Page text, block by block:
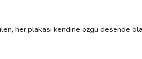
her plakası kendine özgü desende